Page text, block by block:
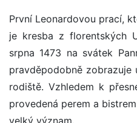
První Leonardovou prací,
je kresba z florentských
srpna 1473 na svátek
pravděpodobně
rodiště. Vzhledem k
provedená perem a